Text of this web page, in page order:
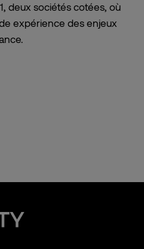
deux sociétés cotées, où
expérience des enjeux